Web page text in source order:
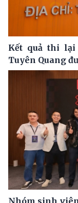
Kết quả thi
Tuyên Quang